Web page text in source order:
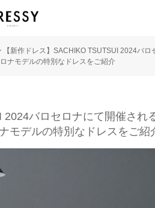
【新作ドレス】SACHIKO TSUTSUI 2024バロ
ナモデルの特別なドレスをご紹介
2024バロセロナにて開催され
モデルの特別なドレスをご紹